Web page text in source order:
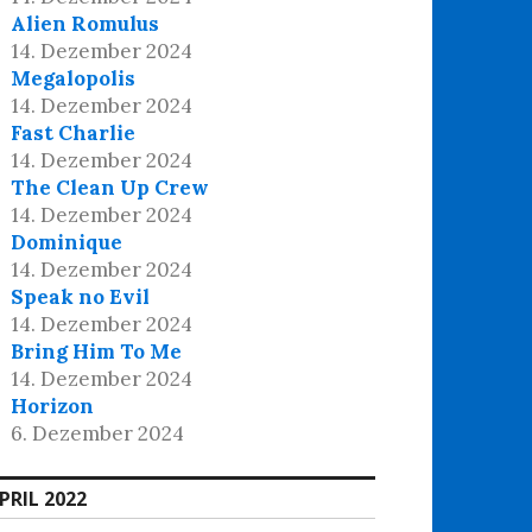
Alien Romulus
14. Dezember 2024
Megalopolis
14. Dezember 2024
Fast Charlie
14. Dezember 2024
The Clean Up Crew
14. Dezember 2024
Dominique
14. Dezember 2024
Speak no Evil
14. Dezember 2024
Bring Him To Me
14. Dezember 2024
Horizon
6. Dezember 2024
2022